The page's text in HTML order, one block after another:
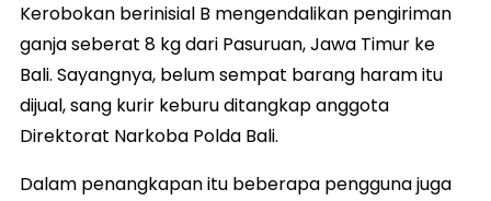
Kerobokan berinisial B mengendalikan pengiriman
ganja seberat 8 kg dari Pasuruan, Jawa Timur ke
Bali. Sayangnya, belum sempat barang haram itu
dijual, sang kurir keburu ditangkap anggota
Direktorat Narkoba Polda Bali.
Dalam penangkapan itu beberapa pengguna juga